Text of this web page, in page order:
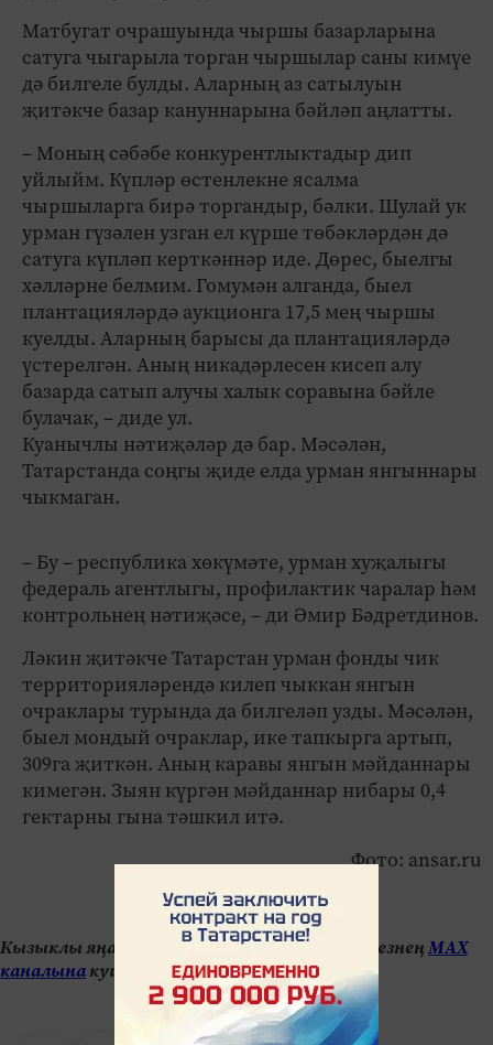
Матбугат очрашуында чыршы базарларына
сатуга чыгарыла торган чыршылар саны кимүе
дә билгеле булды. Аларның аз сатылуын
җитәкче базар кануннарына бәйләп аңлатты.
– Моның сәбәбе конкурентлыктадыр дип
уйлыйм. Күпләр өстенлекне ясалма
чыршыларга бирә торгандыр, бәлки. Шулай ук
урман гүзәлен узган ел күрше төбәкләрдән дә
сатуга күпләп керткәннәр иде. Дөрес, быелгы
хәлләрне белмим. Гомумән алганда, быел
плантацияләрдә аукционга 17,5 мең чыршы
куелды. Аларның барысы да плантацияләрдә
үстерелгән. Аның никадәрлесен кисеп алу
базарда сатып алучы халык соравына бәйле
булачак, – диде ул.
Куанычлы нәтиҗәләр дә бар. Мәсәлән,
Татарстанда соңгы җиде елда урман янгыннары
чыкмаган.
– Бу – республика хөкүмәте, урман хуҗалыгы
федераль агентлыгы, профилактик чаралар һәм
контрольнең нәтиҗәсе, – ди Әмир Бәдретдинов.
Ләкин җитәкче Татарстан урман фонды чик
территорияләрендә килеп чыккан янгын
очраклары турында да билгеләп узды. Мәсәлән,
быел мондый очраклар, ике тапкырга артып,
309га җиткән. Аның каравы янгын мәйданнары
кимегән. Зыян күргән мәйданнар нибары 0,4
гектарны гына тәшкил итә.
Фото: ansar.ru
Кызыклы яңалыкларны күзәтеп бару өчен безнеңМАХ
каналынакушылыгыз.